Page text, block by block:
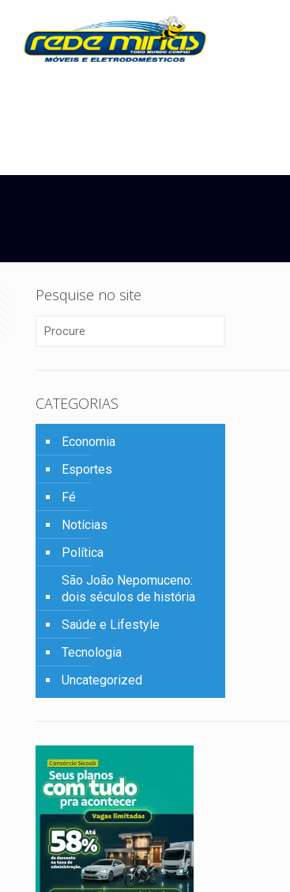
Pesquise no site
CATEGORIAS
Economia
Esportes
Fé
Notícias
Política
São João Nepomuceno:
dois séculos de história
Saúde e Lifestyle
Tecnologia
Uncategorized